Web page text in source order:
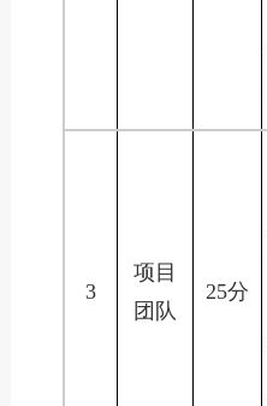
3
项目
团队
25分